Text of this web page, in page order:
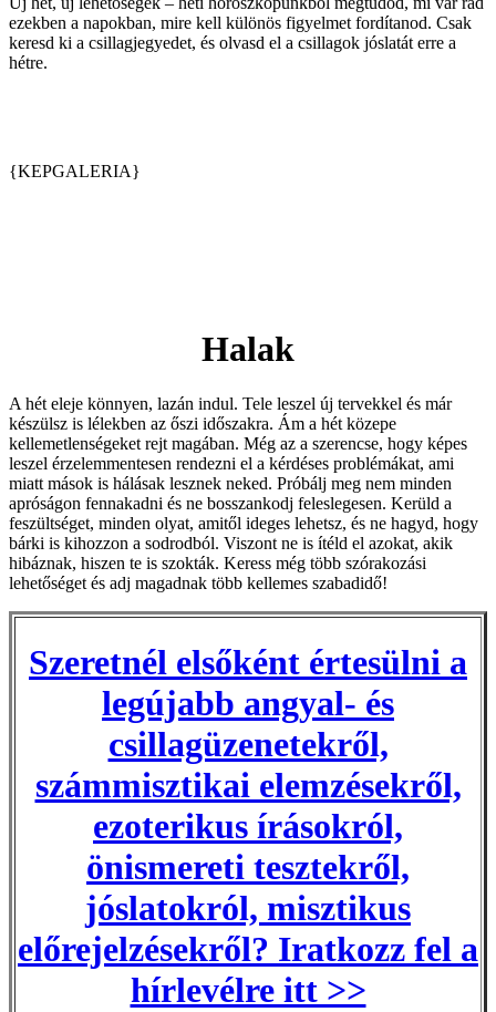
ezekben a napokban, mire kell különös figyelmet fordítanod. Csak
keresd ki a csillagjegyedet, és olvasd el a csillagok jóslatát erre a
hétre.
{KEPGALERIA}
Halak
A hét eleje könnyen, lazán indul. Tele leszel új tervekkel és már
készülsz is lélekben az őszi időszakra. Ám a hét közepe
kellemetlenségeket rejt magában. Még az a szerencse, hogy képes
leszel érzelemmentesen rendezni el a kérdéses problémákat, ami
miatt mások is hálásak lesznek neked. Próbálj meg nem minden
apróságon fennakadni és ne bosszankodj feleslegesen. Kerüld a
feszültséget, minden olyat, amitől ideges lehetsz, és ne hagyd, hogy
bárki is kihozzon a sodrodból. Viszont ne is ítéld el azokat, akik
hibáznak, hiszen te is szokták. Keress még több szórakozási
lehetőséget és adj magadnak több kellemes szabadidő!
Szeretnél elsőként értesülni a
legújabb angyal- és
csillagüzenetekről,
számmisztikai elemzésekről,
ezoterikus írásokról,
önismereti tesztekről,
jóslatokról, misztikus
előrejelzésekről? Iratkozz fel a
hírlevélre itt >>